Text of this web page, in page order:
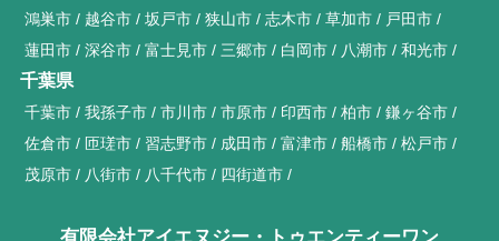
鴻巣市
越谷市 坂戸市 狭山市 志木市 草加市
戸田市
蓮田市
深谷市 富士見市 三郷市 白岡市 八潮市 和光市
千葉県
千葉市 我孫子市 市川市 市原市 印西市 柏市
鎌ヶ谷市
佐倉市
匝瑳市 習志野市 成田市 富津市 船橋市
松戸市
茂原市
八街市 八千代市 四街道市